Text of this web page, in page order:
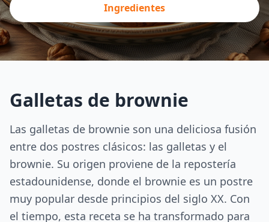
Ingredientes
Galletas de brownie
Las galletas de brownie son una deliciosa fusión
entre dos postres clásicos: las galletas y el
brownie. Su origen proviene de la repostería
estadounidense, donde el brownie es un postre
muy popular desde principios del siglo XX. Con
el tiempo, esta receta se ha transformado para